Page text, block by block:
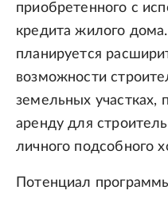
приобретенного с
кредита жилого
планируется
возможности
земельных участках,
аренду для
личного подсобного
Потенциал